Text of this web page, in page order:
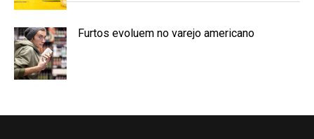
Furtos evoluem no varejo americano